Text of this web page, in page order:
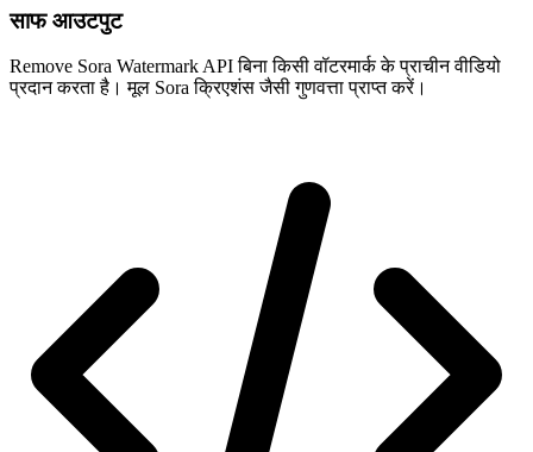
साफ आउटपुट
Remove Sora Watermark API बिना किसी वॉटरमार्क के प्राचीन वीडियो
प्रदान करता है। मूल Sora क्रिएशंस जैसी गुणवत्ता प्राप्त करें।